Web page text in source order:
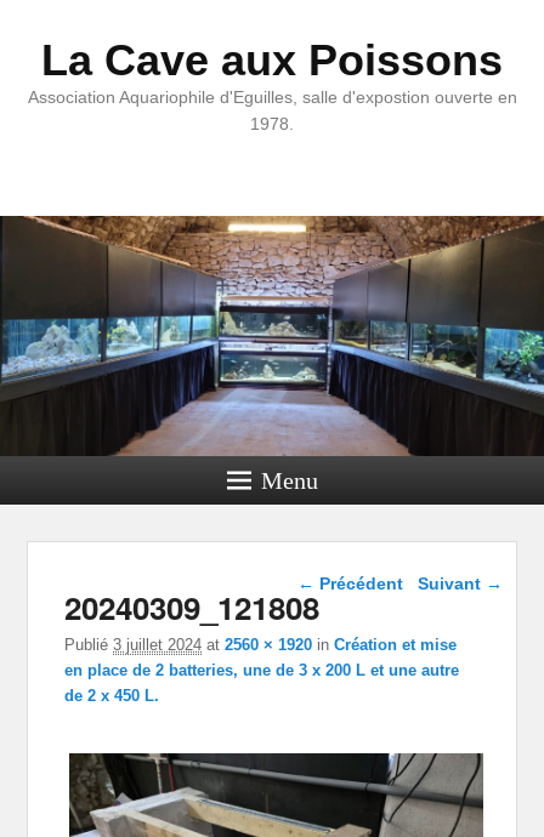
La Cave aux Poissons
Association Aquariophile d'Eguilles, salle d'expostion ouverte en
1978.
Menu
Navigation dans les
← Précédent Suivant →
20240309_121808
Publié3 juillet 2024 at2560 × 1920 inCréation et mise
en place de 2 batteries, une de 3 x 200 L et une autre
de 2 x 450 L.